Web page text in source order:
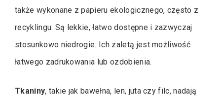
także wykonane z papieru ekologicznego, często z
recyklingu. Są lekkie, łatwo dostępne i zazwyczaj
stosunkowo niedrogie. Ich zaletą jest możliwość
łatwego zadrukowania lub ozdobienia.
Tkaniny, takie jak bawełna, len, juta czy filc, nadają